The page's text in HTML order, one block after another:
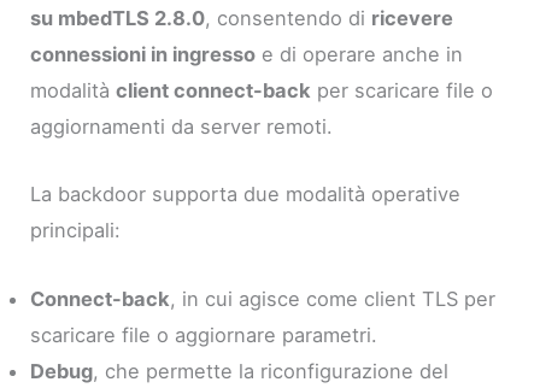
su mbedTLS 2.8.0, consentendo di ricevere
connessioni in ingresso e di operare anche in
modalitàclient connect-back per scaricare file o
aggiornamenti da server remoti.
La backdoor supporta due modalità operative
principali:
Connect-back, in cui agisce come client TLS per
scaricare file o aggiornare parametri.
Debug, che permette la riconfigurazione del